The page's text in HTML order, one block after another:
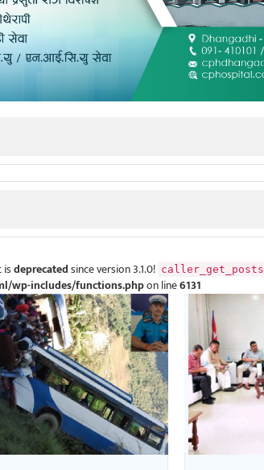
isdeprecatedsince version 3.1.0! caller_get_posts
wp-includes/functions.phpon line6131